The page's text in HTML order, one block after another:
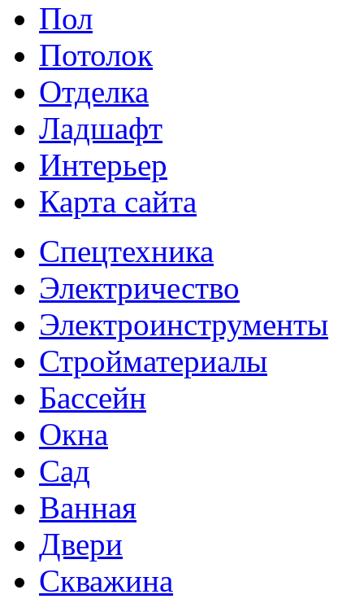
Пол
Потолок
Отделка
Ладшафт
Интерьер
Карта сайта
Спецтехника
Электричество
Электроинструменты
Стройматериалы
Бассейн
Окна
Сад
Ванная
Двери
Скважина